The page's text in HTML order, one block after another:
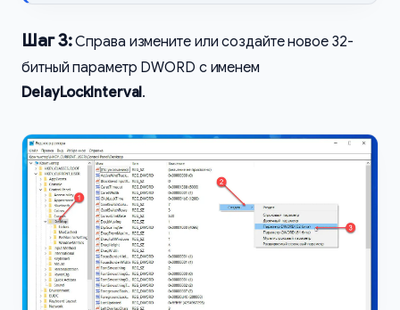
Шаг 3:Справа измените или создайте новое 32-
битный параметр DWORD с именем
DelayLockInterval.